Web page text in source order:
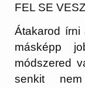
FEL SE
Átakarod írni
másképp
módszered
senkit